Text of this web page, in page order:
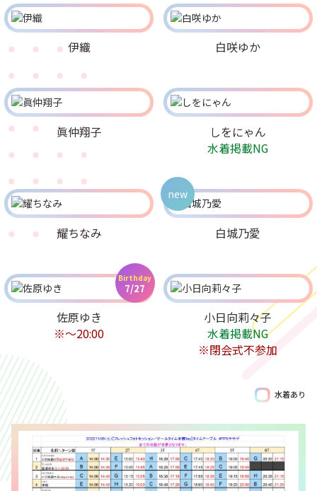
伊織 白咲ゆか
眞仲翔子
Birthday
7/27
しをにゃん
水着掲載NG
耀ちなみ 白城乃愛
new
佐原ゆき
※～20:00
小日向莉々子
水着掲載NG
※閉会式不参加
水着あり